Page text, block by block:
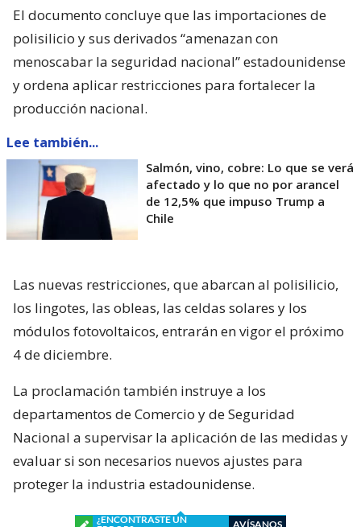
El documento concluye que las importaciones de
polisilicio y sus derivados “amenazan con
menoscabar la seguridad nacional” estadounidense
y ordena aplicar restricciones para fortalecer la
producción nacional.
Lee también...
Salmón, vino, cobre: Lo que se verá
afectado y lo que no por arancel
de 12,5% que impuso Trump a
Chile
Las nuevas restricciones, que abarcan al polisilicio,
los lingotes, las obleas, las celdas solares y los
módulos fotovoltaicos, entrarán en vigor el próximo
4 de diciembre.
La proclamación también instruye a los
departamentos de Comercio y de Seguridad
Nacional a supervisar la aplicación de las medidas y
evaluar si son necesarios nuevos ajustes para
proteger la industria estadounidense.
¿ENCONTRASTE UN
AVÍSANOS